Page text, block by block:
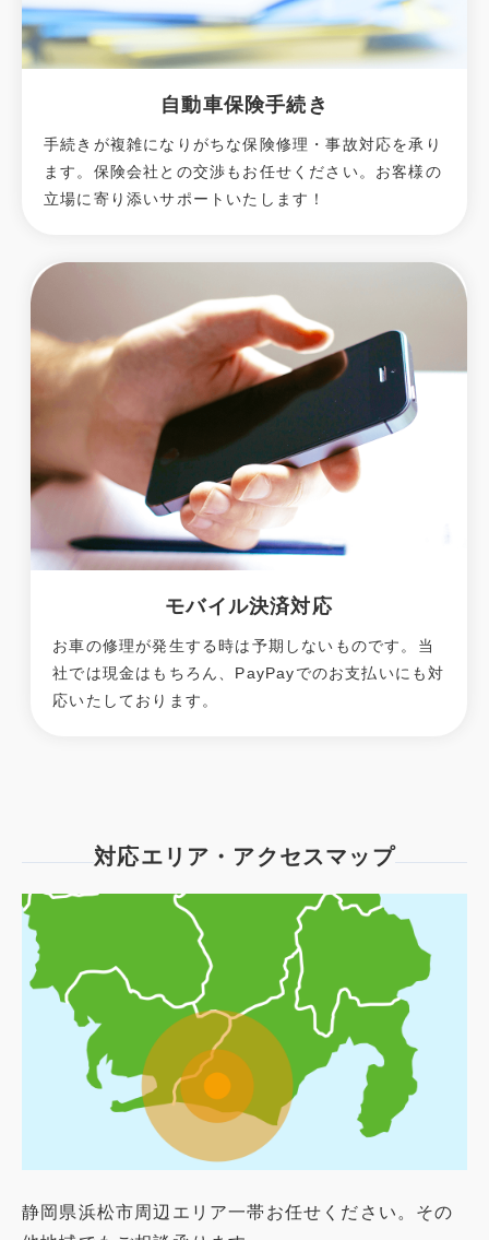
自動車保険手続き
手続きが複雑になりがちな保険修理・事故対応を承り
ます。保険会社との交渉もお任せください。お客様の
立場に寄り添いサポートいたします！
モバイル決済対応
お車の修理が発生する時は予期しないものです。当
社では現金はもちろん、PayPayでのお支払いにも対
応いたしております。
対応エリア・アクセスマップ
静岡県浜松市周辺エリア一帯お任せください。その